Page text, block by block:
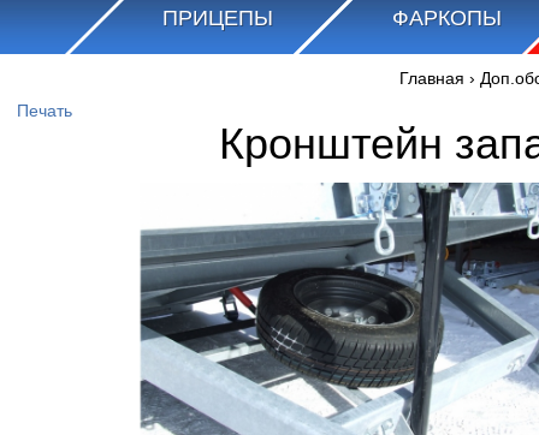
ПРИЦЕПЫ ФАРКОПЫ
Главная ›
Печать
Кронштейн